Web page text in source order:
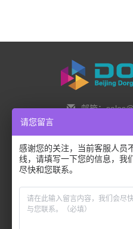
邮箱：
电话：0l0-
手机：138
传真：0I0-
联系地址：
请您留言
感谢您的关注，当前客服人员
线，请填写一下您的信息，我
尽快和您联系。